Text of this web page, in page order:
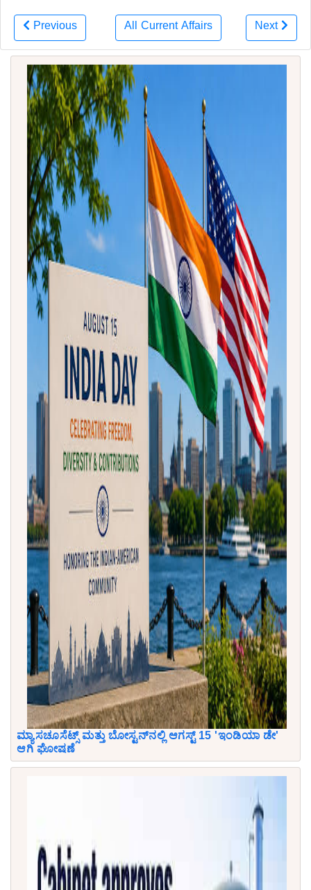
Previous All Current Affairs Next
ಮ್ಯಾಸಚೂಸೆಟ್ಸ್ ಮತ್ತು ಬೋಸ್ಟನ್‌ನಲ್ಲಿ ಆಗಸ್ಟ್ 15 'ಇಂಡಿಯಾ ಡೇ'
ಆಗಿ ಘೋಷಣೆ